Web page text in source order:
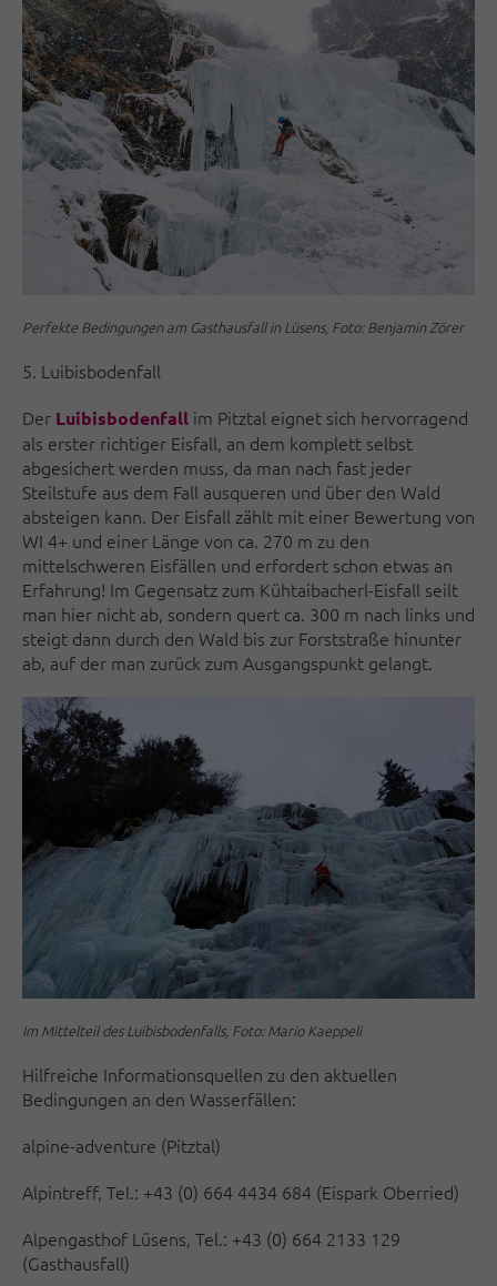
Perfekte Bedingungen am Gasthausfall in Lüsens, Foto: Benjamin Zörer
5. Luibisbodenfall
Der Luibisbodenfall im Pitztal eignet sich hervorragend
als erster richtiger Eisfall, an dem komplett selbst
abgesichert werden muss, da man nach fast jeder
Steilstufe aus dem Fall ausqueren und über den Wald
absteigen kann. Der Eisfall zählt mit einer Bewertung von
WI 4+ und einer Länge von ca. 270 m zu den
mittelschweren Eisfällen und erfordert schon etwas an
Erfahrung! Im Gegensatz zum Kühtaibacherl-Eisfall seilt
man hier nicht ab, sondern quert ca. 300 m nach links und
steigt dann durch den Wald bis zur Forststraße hinunter
ab, auf der man zurück zum Ausgangspunkt gelangt.
Im Mittelteil des Luibisbodenfalls, Foto: Mario Kaeppeli
Hilfreiche Informationsquellen zu den aktuellen
Bedingungen an den Wasserfällen:
alpine-adventure (Pitztal)
Alpintreff, Tel.: +43 (0) 664 4434 684 (Eispark Oberried)
Alpengasthof Lüsens, Tel.: +43 (0) 664 2133 129
(Gasthausfall)